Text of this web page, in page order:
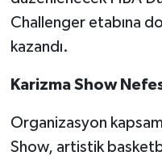
Challenger etabına
kazandı.
Karizma Show
Organizasyon
Show, artistik